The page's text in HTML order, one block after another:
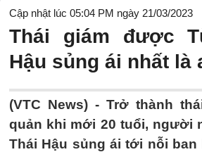
Cập nhật lúc 05:04 PM ngày 21/03/2023
Thái giám được
Hậu sủng ái nhất là
(VTC News) - Trở thành
quản khi mới 20 tuổi, người
Thái Hậu sủng ái tới nỗi